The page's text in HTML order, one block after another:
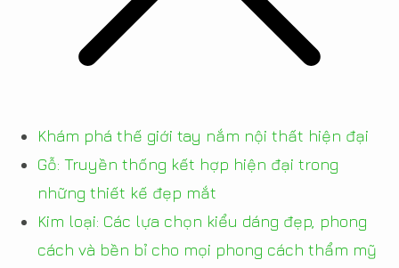
Khám phá thế giới tay nắm nội thất hiện đại
Gỗ: Truyền thống kết hợp hiện đại trong
những thiết kế đẹp mắt
Kim loại: Các lựa chọn kiểu dáng đẹp, phong
cách và bền bỉ cho mọi phong cách thẩm mỹ